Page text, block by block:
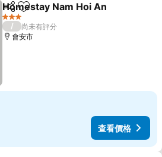
分享 加入我的最愛
Homestay Nam Hoi An
3 星級
/
尚未有評分
會安市
查看價格